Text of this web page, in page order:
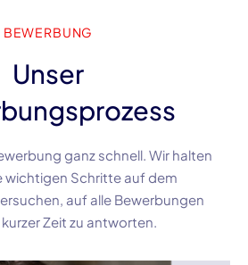
BEWERBUNG
Unser
ganz schnell. Wir halten
wichtigen Schritte auf dem
auf alle Bewerbungen
Zeit zu antworten.